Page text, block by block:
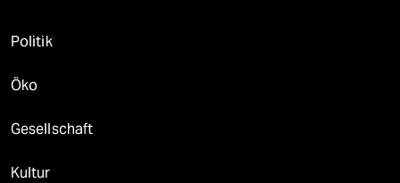
Politik
Öko
Gesellschaft
Kultur